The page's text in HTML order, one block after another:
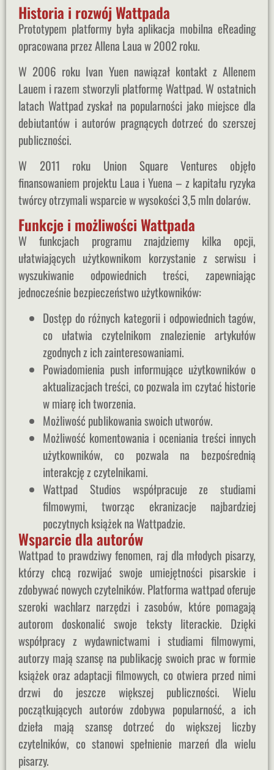
Historia i rozwój Wattpada
Prototypem platformy była aplikacja mobilna eReading
opracowana przez Allena Laua w 2002 roku.
W 2006 roku Ivan Yuen nawiązał kontakt z Allenem
Lauem i razem stworzyli platformę Wattpad. W ostatnich
latach Wattpad zyskał na popularności jako miejsce dla
debiutantów i autorów pragnących dotrzeć do szerszej
publiczności.
W 2011 roku Union Square Ventures objęło
finansowaniem projektu Laua i Yuena – z kapitału ryzyka
twórcy otrzymali wsparcie w wysokości 3,5 mln dolarów.
Funkcje i możliwości Wattpada
W funkcjach programu znajdziemy kilka opcji,
ułatwiających użytkownikom korzystanie z serwisu i
wyszukiwanie odpowiednich treści, zapewniając
jednocześnie bezpieczeństwo użytkowników:
Dostęp do różnych kategorii i odpowiednich tagów,
co ułatwia czytelnikom znalezienie artykułów
zgodnych z ich zainteresowaniami.
Powiadomienia push informujące użytkowników o
aktualizacjach treści, co pozwala im czytać historie
w miarę ich tworzenia.
Możliwość publikowania swoich utworów.
Możliwość komentowania i oceniania treści innych
użytkowników, co pozwala na bezpośrednią
interakcję z czytelnikami.
Wattpad Studios współpracuje ze studiami
filmowymi, tworząc ekranizacje najbardziej
poczytnych książek na Wattpadzie.
Wsparcie dla autorów
Wattpad to prawdziwy fenomen, raj dla młodych pisarzy,
którzy chcą rozwijać swoje umiejętności pisarskie i
zdobywać nowych czytelników. Platforma wattpad oferuje
szeroki wachlarz narzędzi i zasobów, które pomagają
autorom doskonalić swoje teksty literackie. Dzięki
współpracy z wydawnictwami i studiami filmowymi,
autorzy mają szansę na publikację swoich prac w formie
książek oraz adaptacji filmowych, co otwiera przed nimi
drzwi do jeszcze większej publiczności. Wielu
początkujących autorów zdobywa popularność, a ich
dzieła mają szansę dotrzeć do większej liczby
czytelników, co stanowi spełnienie marzeń dla wielu
pisarzy.